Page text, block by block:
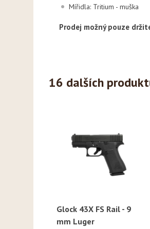
Mířidla: Tritium - muška
Prodej možný pouze
16 dalších
Rychlý náhled
Glock 43X FS Rail - 9
mm Luger